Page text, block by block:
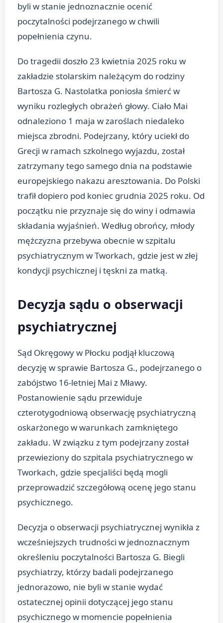
byli w stanie jednoznacznie ocenić
poczytalności podejrzanego w chwili
popełnienia czynu.
Do tragedii doszło 23 kwietnia 2025 roku w
zakładzie stolarskim należącym do rodziny
Bartosza G. Nastolatka poniosła śmierć w
wyniku rozległych obrażeń głowy. Ciało Mai
odnaleziono 1 maja w zaroślach niedaleko
miejsca zbrodni. Podejrzany, który uciekł do
Grecji w ramach szkolnego wyjazdu, został
zatrzymany tego samego dnia na podstawie
europejskiego nakazu aresztowania. Do Polski
trafił dopiero pod koniec grudnia 2025 roku. Od
początku nie przyznaje się do winy i odmawia
składania wyjaśnień. Według obrońcy, młody
mężczyzna przebywa obecnie w szpitalu
psychiatrycznym w Tworkach, gdzie jest w złej
kondycji psychicznej i tęskni za matką.
Decyzja sądu o obserwacji
psychiatrycznej
Sąd Okręgowy w Płocku podjął kluczową
decyzję w sprawie Bartosza G., podejrzanego o
zabójstwo 16-letniej Mai z Mławy.
Postanowienie sądu przewiduje
czterotygodniową obserwację psychiatryczną
oskarżonego w warunkach zamkniętego
zakładu. W związku z tym podejrzany został
przewieziony do szpitala psychiatrycznego w
Tworkach, gdzie specjaliści będą mogli
przeprowadzić szczegółową ocenę jego stanu
psychicznego.
Decyzja o obserwacji psychiatrycznej wynikła z
wcześniejszych trudności w jednoznacznym
określeniu poczytalności Bartosza G. Biegli
psychiatrzy, którzy badali podejrzanego
jednorazowo, nie byli w stanie wydać
ostatecznej opinii dotyczącej jego stanu
psychicznego w momencie popełnienia